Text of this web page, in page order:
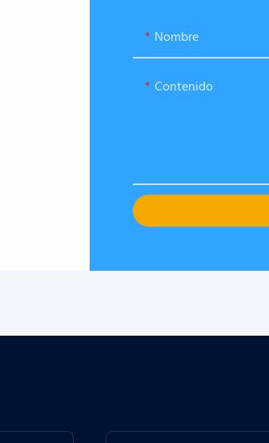
Nombre
Contenido